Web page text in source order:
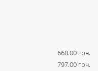
668.00 грн.
797.00 грн.